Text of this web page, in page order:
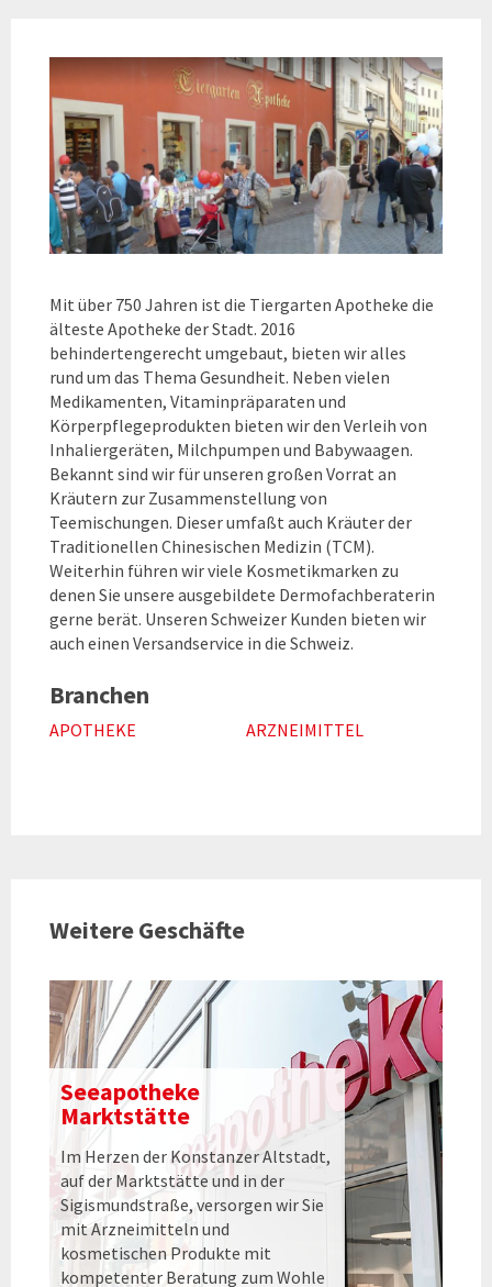
Mit über 750 Jahren ist die Tiergarten Apotheke die
älteste Apotheke der Stadt. 2016
behindertengerecht umgebaut, bieten wir alles
rund um das Thema Gesundheit. Neben vielen
Medikamenten, Vitaminpräparaten und
Körperpflegeprodukten bieten wir den Verleih von
Inhaliergeräten, Milchpumpen und Babywaagen.
Bekannt sind wir für unseren großen Vorrat an
Kräutern zur Zusammenstellung von
Teemischungen. Dieser umfaßt auch Kräuter der
Traditionellen Chinesischen Medizin (TCM).
Weiterhin führen wir viele Kosmetikmarken zu
denen Sie unsere ausgebildete Dermofachberaterin
gerne berät. Unseren Schweizer Kunden bieten wir
auch einen Versandservice in die Schweiz.
Branchen
APOTHEKE ARZNEIMITTEL
Weitere Geschäfte
Seeapotheke
Marktstätte
Im Herzen der Konstanzer Altstadt,
auf der Marktstätte und in der
Sigismundstraße, versorgen wir Sie
mit Arzneimitteln und
kosmetischen Produkte mit
kompetenter Beratung zum Wohle